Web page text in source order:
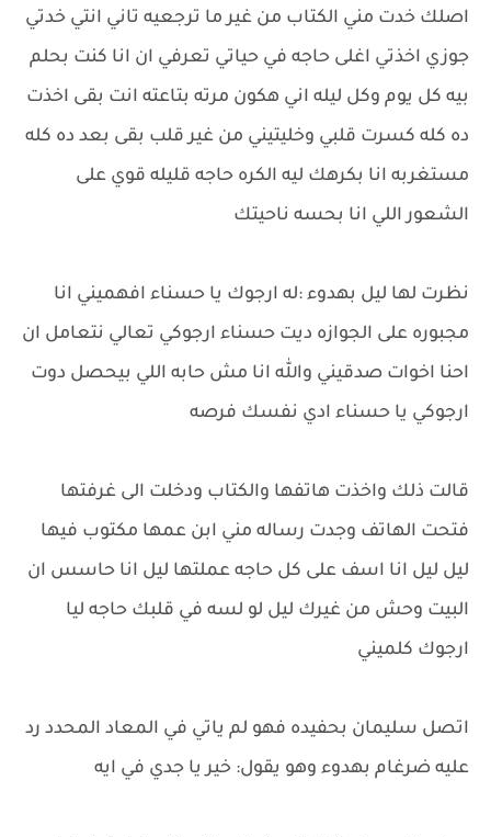
اصلك خدت مني الكتاب من غير ما ترجعيه تاني انتي خدتي
جوزي اخذتي اغلى حاجه في حياتي تعرفي ان انا كنت بحلم
بيه كل يوم وكل ليله اني هكون مرته بتاعته انت بقى اخذت
ده كله كسرت قلبي وخليتيني من غير قلب بقى بعد ده كله
مستغربه انا بكرهك ليه الكره حاجه قليله قوي على
الشعور اللي انا بحسه ناحيتك
نظرت لها ليل بهدوء :له ارجوك يا حسناء افهميني انا
مجبوره على الجوازه ديت حسناء ارجوكي تعالي نتعامل ان
احنا اخوات صدقيني والله انا مش حابه اللي بيحصل دوت
ارجوكي يا حسناء ادي نفسك فرصه
قالت ذلك واخذت هاتفها والكتاب ودخلت الى غرفتها
فتحت الهاتف وجدت رساله مني ابن عمها مكتوب فيها
ليل ليل انا اسف على كل حاجه عملتها ليل انا حاسس ان
البيت وحش من غيرك ليل لو لسه في قلبك حاجه ليا
ارجوك كلميني
اتصل سليمان بحفيده فهو لم ياتي في المعاد المحدد رد
عليه ضرغام بهدوء وهو يقول: خير يا جدي في ايه